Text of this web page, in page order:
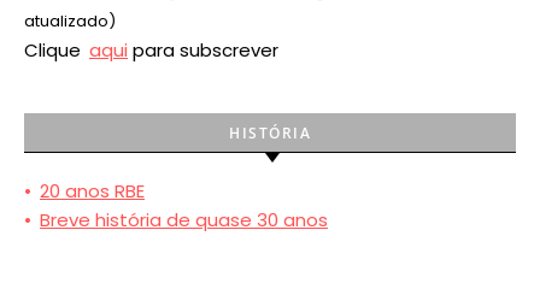
atualizado)
Clique aqui para subscrever
HISTÓRIA
• 20 anos RBE
• Breve história de quase 30 anos